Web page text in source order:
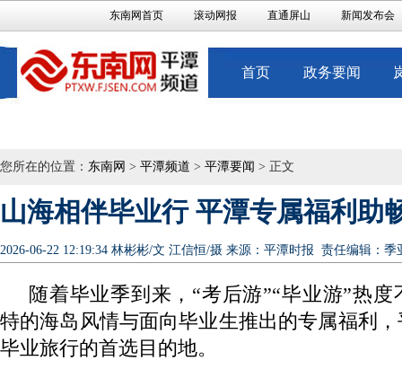
东南网首页 滚动网报 直通屏山 新闻发布会
首页 政务要闻
您所在的位置： 东南网 > 平潭频道 > 平潭要闻 > 正文
山海相伴毕业行 平潭专属福利助
2026-06-22 12:19:34 林彬彬/文 江信恒/摄 来源：平潭时报 责任编辑：季
随着毕业季到来，“考后游”“毕业游”热
特的海岛风情与面向毕业生推出的专属福利
毕业旅行的首选目的地。